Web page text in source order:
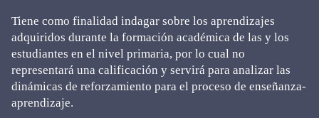
Tiene como finalidad indagar sobre los aprendizajes
adquiridos durante la formación académica de las y los
estudiantes en el nivel primaria, por lo cual no
representará una calificación y servirá para analizar las
dinámicas de reforzamiento para el proceso de enseñanza-
aprendizaje.